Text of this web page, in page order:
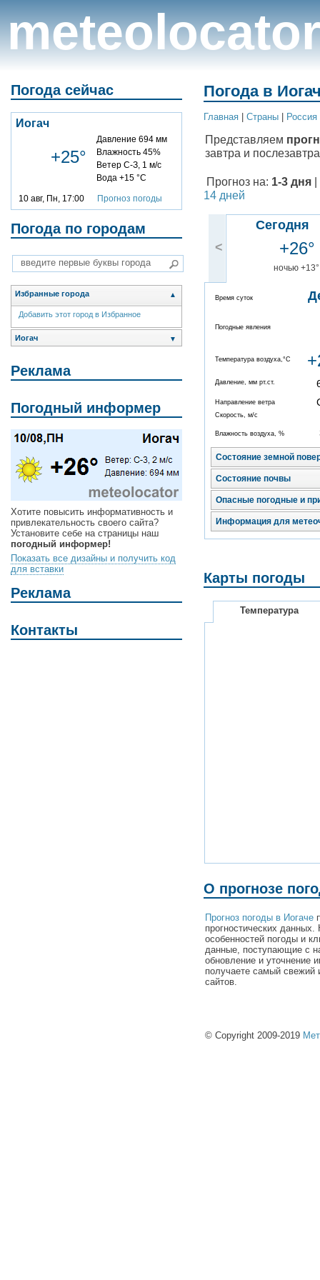
meteolocator
Погода сейчас
Иогач
+25°
Давление 694 мм
Влажность 45%
Ветер С-З, 1 м/с
Вода +15 °C
10 авг, Пн, 17:00 Прогноз погоды
Погода по городам
Избранные города ▲
Добавить этот город в Избранное
Иогач ▼
Реклама
Погодный информер
Хотите повысить информативность и
привлекательность своего сайта?
Установите себе на страницы наш
погодный информер!
Показать все дизайны и получить код
для вставки
Реклама
Контакты
Погода в
Главная Cтраны Россия
Представляем
завтра и
Прогноз на: 1-3 дня
14 дней
<
Сегодня
+26°
ночью +13°
Время суток
Погодные явления
Температура воздуха,°C
Давление, мм рт.ст.
Направление ветра
Скорость, м/с
Влажность воздуха, %
Состояние земной
Состояние почвы
Опасные погодные и
Информация для
Карты погоды
Температура
О прогнозе
Прогноз погоды в Иогаче
прогностических
особенностей погоды и
данные, поступающие с
обновление и уточнение
получаете самый свежий
сайтов.
© Copyright 2009-2019